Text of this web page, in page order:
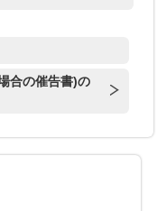
合の催告書)の